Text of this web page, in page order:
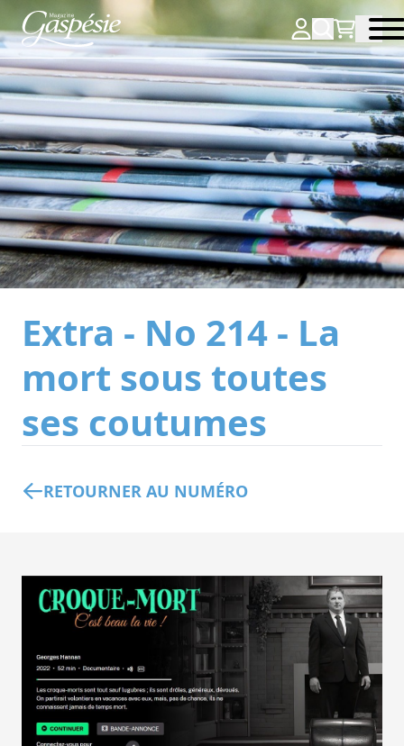
Extra - No 214 - La
mort sous toutes
ses coutumes
RETOURNER AU NUMÉRO